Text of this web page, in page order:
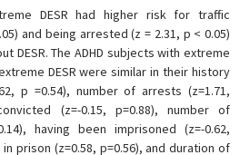
DESR had higher risk for traffic
and being arrested (z = 2.31, p < 0.05)
DESR. The ADHD subjects with extreme
DESR were similar in their history
p =0.54), number of arrests (z=1.71,
(z=-0.15, p=0.88), number of
having been imprisoned (z=-0.62,
prison (z=0.58, p=0.56), and duration of